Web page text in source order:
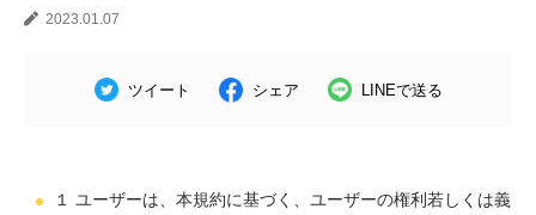
2023.01.07
ツイート シェア LINEで送る
１ ユーザーは、本規約に基づく、ユーザーの権利若しくは義